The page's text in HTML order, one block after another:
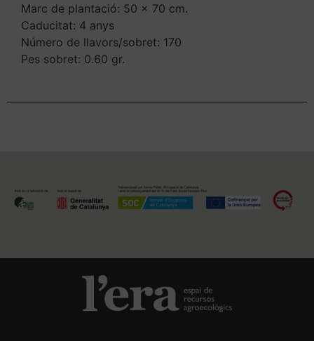
Marc de plantació: 50 x 70 cm.
Caducitat: 4 anys
Número de llavors/sobret: 170
Pes sobret: 0.60 gr.